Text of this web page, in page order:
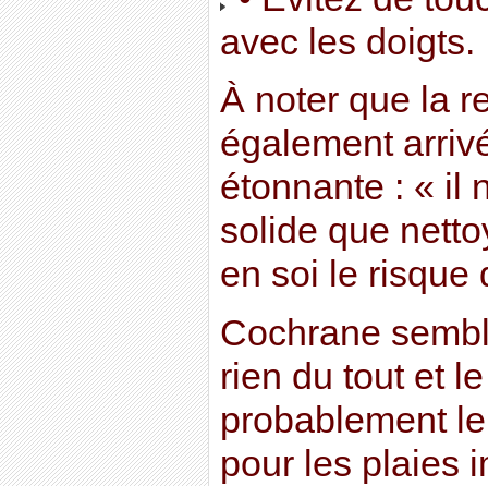
avec les doigts.
À noter que la
également
étonnante : « il
solide que
en soi le risque
Cochrane
rien du tout et
probablement
pour les plaies